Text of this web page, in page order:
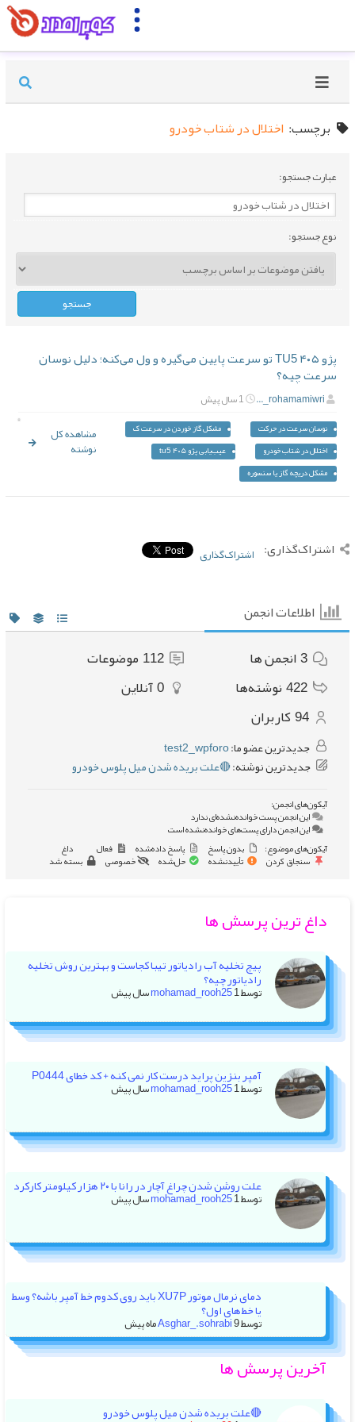
برچسب:اختلال در شتاب خودرو
عبارت جستجو:
نوع جستجو:
پژو ۴۰۵ TU5 تو سرعت پایین می‌گیره و ول می‌کنه؛ دلیل نوسان
سرعت چیه؟
rohamamiwri_... 1 سال پیش
نوسان سرعت در حرکت
مشکل گاز خوردن در سرعت ک
اختلال در شتاب خودرو
عیب‌یابی پژو ۴۰۵ tu5
مشکل دریچه گاز یا سنسوره
مشاهده کل
نوشته
اشتراک‌گذاری: اشتراک‌گذاری
اطلاعات انجمن
3 انجمن ها 112موضوعات
422نوشته‌ها 0 آنلاین
94 کاربران
جدیدترین عضو ما:test2_wpforo
جدیدترین نوشته:🔴علت بریده شدن میل پلوس خودرو
آیکون‌های انجمن:
این انجمن پست خوانده‌نشده‌ای ندارد
این انجمن دارای پست‌های خوانده‌نشده است
آیکون‌های موضوع:
بدون پاسخ پاسخ داده‌شده فعال
سنجاق کردن تأییدنشده حل‌شده خصوصی بسته شد
داغ ترین پرسش ها
پیچ تخلیه آب رادیاتور تیبا کجاست و بهترین روش تخلیه
رادیاتور چیه؟
توسط mohamad_rooh251 سال پیش
آمپر بنزین پراید درست کار نمی کنه + کد خطای P0444
توسط mohamad_rooh251 سال پیش
علت روشن شدن چراغ آچار در رانا با ۲۰ هزار کیلومتر کارکرد
توسط mohamad_rooh251 سال پیش
دمای نرمال موتور XU7P باید روی کدوم خط آمپر باشه؟ وسط
یا خط‌های اول؟
توسط Asghar_.sohrabi9 ماه پیش
آخرین پرسش ها
🔴علت بریده شدن میل پلوس خودرو